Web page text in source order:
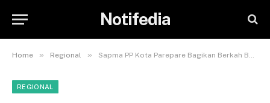
Notifedia
Home » Regional » Sapma PP Kota Parepare Bagikan Berkah Buka Puasa di Berbagai Panti Asuhan dan Pondok Pesantren
REGIONAL